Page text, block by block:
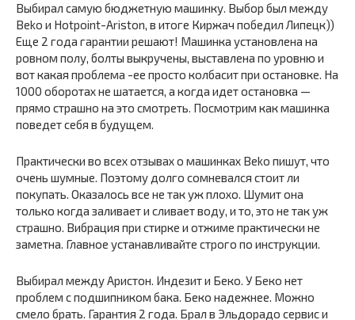
Выбирал самую бюджетную машинку. Выбор был между
Beko и Hotpoint-Ariston, в итоге Киржач победил Липецк))
Еще 2 года гарантии решают! Машинка установлена на
ровном полу, болты выкручены, выставлена по уровню и
вот какая проблема -ее просто колбасит при остановке. На
1000 оборотах не шатается, а когда идет остановка —
прямо страшно на это смотреть. Посмотрим как машинка
поведет себя в будущем.
Практически во всех отзывах о машинках Beko пишут, что
очень шумные. Поэтому долго сомневался стоит ли
покупать. Оказалось все не так уж плохо. Шумит она
только когда заливает и сливает воду, и то, это не так уж
страшно. Вибрация при стирке и отжиме практически не
заметна. Главное устанавливайте строго по инструкции.
Выбирал между Аристон. Индезит и Беко. У Беко нет
проблем с подшипником бака. Беко надежнее. Можно
смело брать. Гарантия 2 года. Брал в Эльдорадо сервис и